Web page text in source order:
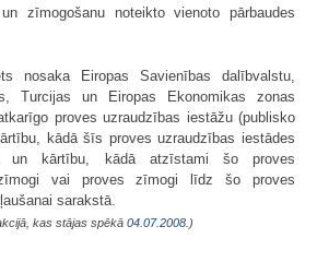
zīmogošanu noteikto vienoto pārbaudes
nosaka Eiropas Savienības dalībvalstu,
Turcijas un Eiropas Ekonomikas zonas
proves uzraudzības iestāžu (publisko
kādā šīs proves uzraudzības iestādes
un kārtību, kādā atzīstami šo proves
vai proves zīmogi līdz šo proves
sarakstā.
kas stājas spēkā 04.07.2008. )